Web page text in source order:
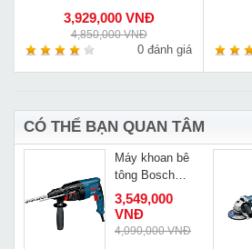
3,929,000 VNĐ
4,850,000 VNĐ
0 đánh giá
CÓ THỂ BẠN QUAN TÂM
Máy khoan bê
tông Bosch
GBH 2-26RE
3,549,000
VNĐ
4,090,000 VNĐ